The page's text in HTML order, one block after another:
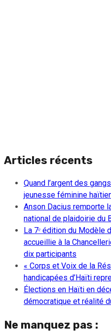
Articles récents
Quand l’argent des
jeunesse féminine
Anson Dacius remporte
national de plaidoirie du
La 7ᵉ édition du Modèle
accueillie à la
dix participants
« Corps et Voix de la
handicapées d’Haïti
Élections en Haïti en
démocratique et réalité
Ne manquez pas :